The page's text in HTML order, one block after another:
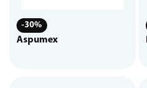
-30%
Aspumex